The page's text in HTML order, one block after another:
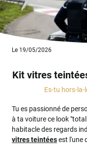
Le 19/05/2026
Kit vitres
Es-tu hors-la-
Tu es passionné de
à ta voiture ce look
habitacle des regards
vitres teintéesest l'une